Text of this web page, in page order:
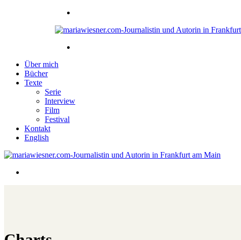
Über mich
Bücher
Texte
Serie
Interview
Film
Festival
Kontakt
English